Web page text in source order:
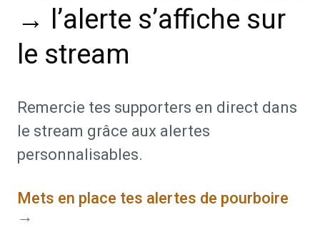
→ l’alerte s’affiche sur
le stream
Remercie tes supporters en direct dans
le stream grâce aux alertes
personnalisables.
Mets en place tes alertes de pourboire
→